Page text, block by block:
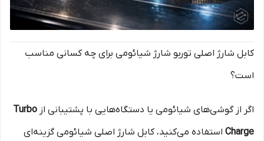
کابل شارژ اصلی توربو شارژ شیائومی برای چه کسانی مناسب
است؟
اگر از گوشی‌های شیائومی یا دستگاه‌هایی با پشتیبانی از Turbo
Charge استفاده می‌کنید، کابل شارژ اصلی شیائومی گزینه‌ای